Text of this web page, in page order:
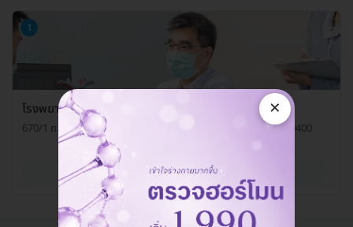
1
โรงพยาบาลพญาไท พหลโยธิน ศูนย์อายุรกรรม
670/1 ถ. พหลโยธิน แขวงสามเสนใน เขตพญาไท กรุงเทพมหานคร 10400
ดูรายละเอียด
×